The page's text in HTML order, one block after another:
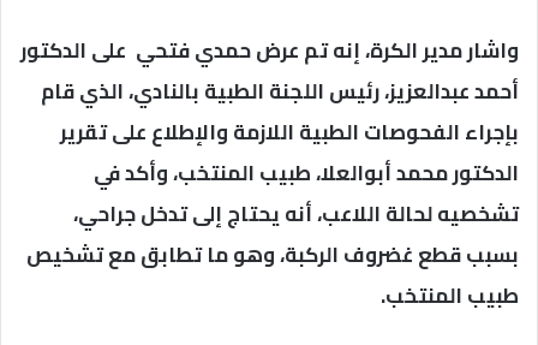
واشار مدير الكرة، إنه تم عرض حمدي فتحي على الدكتور
أحمد عبدالعزيز، رئيس اللجنة الطبية بالنادي، الذي قام
بإجراء الفحوصات الطبية اللازمة والإطلاع على تقرير
الدكتور محمد أبوالعلا، طبيب المنتخب، وأكد في
تشخصيه لحالة اللاعب، أنه يحتاج إلى تدخل جراحي،
بسبب قطع غضروف الركبة، وهو ما تطابق مع تشخيص
طبيب المنتخب.